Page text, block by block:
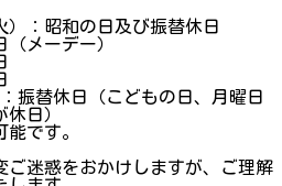
）：昭和の日及び振替休日
メーデー）
振替休日（こどもの日、月曜日
日）
です。
ご迷惑をおかけしますが、ご理解